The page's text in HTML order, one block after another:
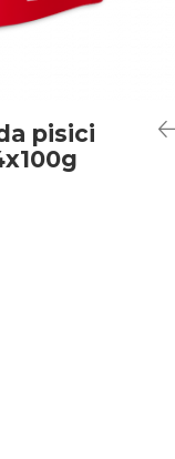
pisici